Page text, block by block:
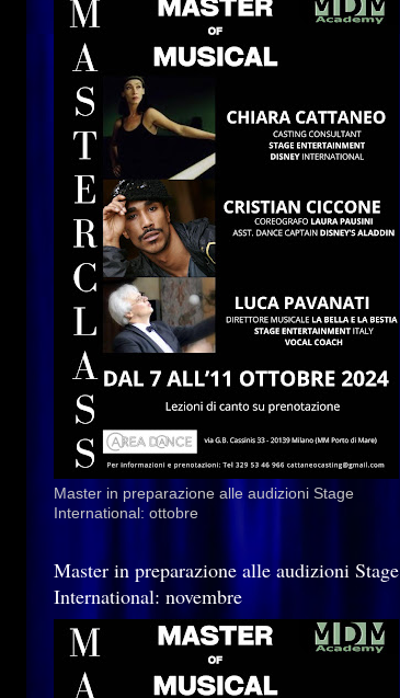
Master in preparazione alle audizioni Stage
International: ottobre
Master in preparazione alle audizioni Stage
International: novembre